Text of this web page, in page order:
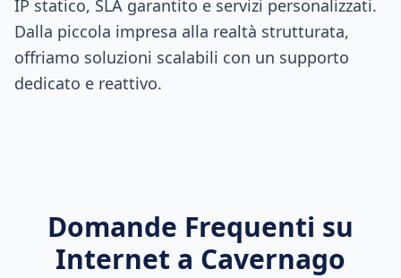
IP statico, SLA garantito e servizi personalizzati.
Dalla piccola impresa alla realtà strutturata,
offriamo soluzioni scalabili con un supporto
dedicato e reattivo.
Domande Frequenti su
Internet a Cavernago